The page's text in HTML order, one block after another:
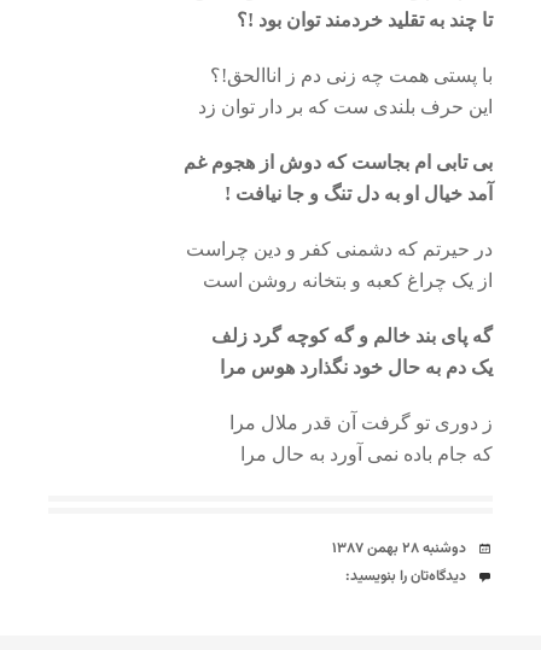
تا چند به تقلید خردمند توان بود !؟
با پستی همت چه زنی دم ز اناالحق!؟
این حرف بلندی ست که بر دار توان زد
بی تابی ام بجاست که دوش از هجوم غم
آمد خیال او به دل تنگ و جا نیافت !
در حیرتم که دشمنی کفر و دین چراست
از یک چراغ کعبه و بتخانه روشن است
گه پای بند خالم و گه کوچه گرد زلف
یک دم به حال خود نگذارد هوس مرا
ز دوری تو گرفت آن قدر ملال مرا
که جام باده نمی آورد به حال مرا
تاریخ
دوشنبه ۲۸ بهمن ۱۳۸۷
دیدگاه‌ها
دیدگاه‌تان را بنویسید: